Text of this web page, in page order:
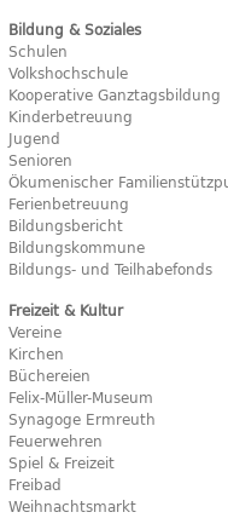
Bildung & Soziales
Schulen
Volkshochschule
Kooperative Ganztagsbildung
Kinderbetreuung
Jugend
Senioren
Ökumenischer
Ferienbetreuung
Bildungsbericht
Bildungskommune
Bildungs- und Teilhabefonds
Freizeit & Kultur
Vereine
Kirchen
Büchereien
Felix-Müller-Museum
Synagoge Ermreuth
Feuerwehren
Spiel & Freizeit
Freibad
Weihnachtsmarkt